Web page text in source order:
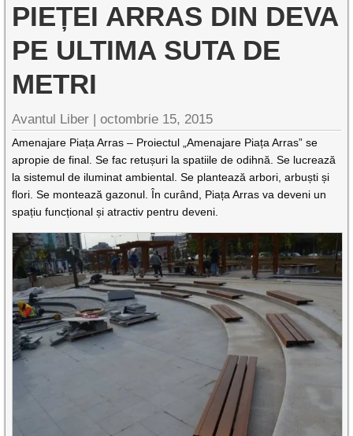
PIEȚEI ARRAS DIN DEVA
PE ULTIMA SUTA DE
METRI
Avantul Liber |octombrie 15, 2015
Amenajare Piața Arras – Proiectul „Amenajare Piața Arras” se
apropie de final. Se fac retușuri la spatiile de odihnă. Se lucrează
la sistemul de iluminat ambiental. Se plantează arbori, arbuști și
flori. Se montează gazonul. În curând, Piața Arras va deveni un
spațiu funcțional și atractiv pentru deveni.